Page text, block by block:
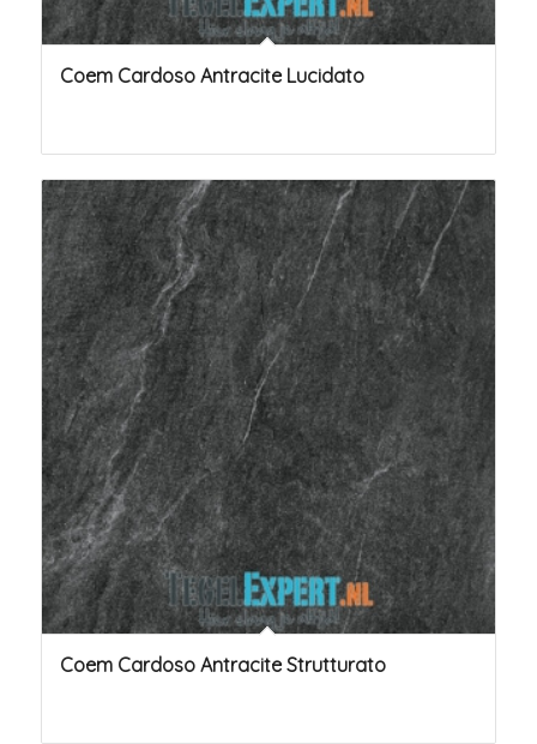
Coem Cardoso Antracite Lucidato
Coem Cardoso Antracite Strutturato